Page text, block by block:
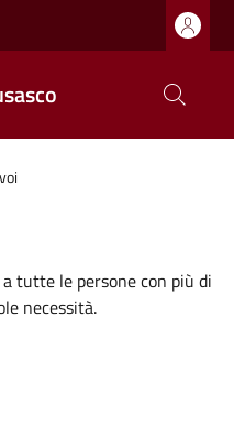
tutte le persone con più di
necessità.